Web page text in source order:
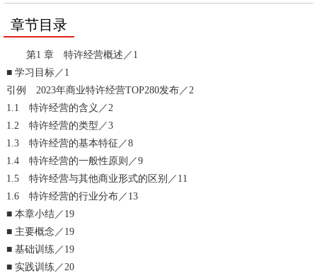
章节目录
第1 章 特许经营概述／1
■ 学习目标／1
引例 2023年商业特许经营TOP280发布／2
1.1 特许经营的含义／2
1.2 特许经营的类型／3
1.3 特许经营的基本特征／8
1.4 特许经营的一般性原则／9
1.5 特许经营与其他商业形式的区别／11
1.6 特许经营的行业分布／13
■ 本章小结／19
■ 主要概念／19
■ 基础训练／19
■ 实践训练／20